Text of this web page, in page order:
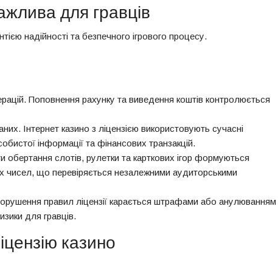
для гравців
надійності та безпечного ігрового процесу.
Поповнення рахунку та виведення коштів контролюється
Інтернет казино з ліцензією використовують сучасні
інформації та фінансових транзакцій.
обертання слотів, рулетки та карткових ігор формуються
чисел, що перевіряється незалежними аудиторськими
правил ліцензії карається штрафами або анулюванням
для гравців.
казино